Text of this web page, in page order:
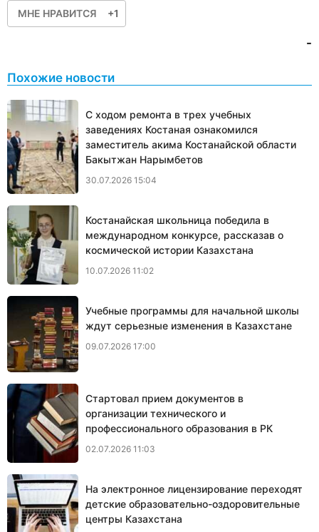
МНЕ НРАВИТСЯ +1
-
Похожие новости
С ходом ремонта в трех учебных
заведениях Костаная ознакомился
заместитель акима Костанайской области
Бакытжан Нарымбетов
30.07.2026 15:04
Костанайская школьница победила в
международном конкурсе, рассказав о
космической истории Казахстана
10.07.2026 11:02
Учебные программы для начальной школы
ждут серьезные изменения в Казахстане
09.07.2026 17:00
Cтартовал прием документов в
организации технического и
профессионального образования в РК
02.07.2026 11:03
На электронное лицензирование переходят
детские образовательно-оздоровительные
центры Казахстана